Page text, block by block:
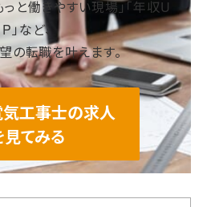
っと働きやすい現場」「年収U
P」など、
の転職を叶えます。
工事士の求人
見てみる